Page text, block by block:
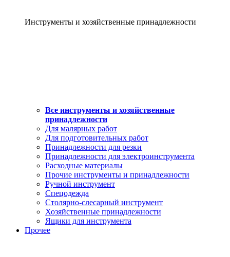
Инструменты и хозяйственные принадлежности
Все инструменты и хозяйственные
принадлежности
Для малярных работ
Для подготовительных работ
Принадлежности для резки
Принадлежности для электроинструмента
Расходные материалы
Прочие инструменты и принадлежности
Ручной инструмент
Спецодежда
Столярно-слесарный инструмент
Хозяйственные принадлежности
Ящики для инструмента
Прочее